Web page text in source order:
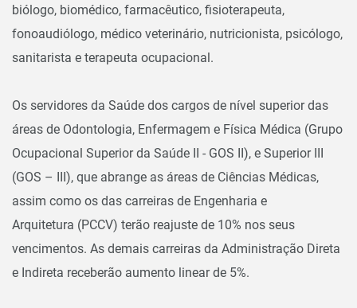
biólogo, biomédico, farmacêutico, fisioterapeuta,
fonoaudiólogo, médico veterinário, nutricionista, psicólogo,
sanitarista e terapeuta ocupacional.
Os servidores da Saúde dos cargos de nível superior das
áreas de Odontologia, Enfermagem e Física Médica (Grupo
Ocupacional Superior da Saúde II - GOS II), e Superior III
(GOS – III), que abrange as áreas de Ciências Médicas,
assim como os das carreiras de Engenharia e
Arquitetura (PCCV) terão reajuste de 10% nos seus
vencimentos. As demais carreiras da Administração Direta
e Indireta receberão aumento linear de 5%.